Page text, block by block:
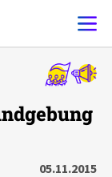
05.11.2015